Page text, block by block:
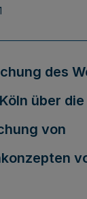
des
über die
von